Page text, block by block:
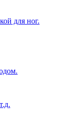
для ног.